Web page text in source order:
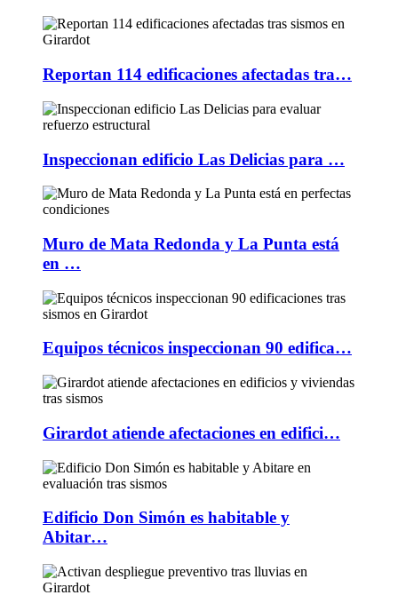
Reportan 114 edificaciones afectadas tra…
Inspeccionan edificio Las Delicias para …
Muro de Mata Redonda y La Punta está
en …
Equipos técnicos inspeccionan 90 edifica…
Girardot atiende afectaciones en edifici…
Edificio Don Simón es habitable y
Abitar…